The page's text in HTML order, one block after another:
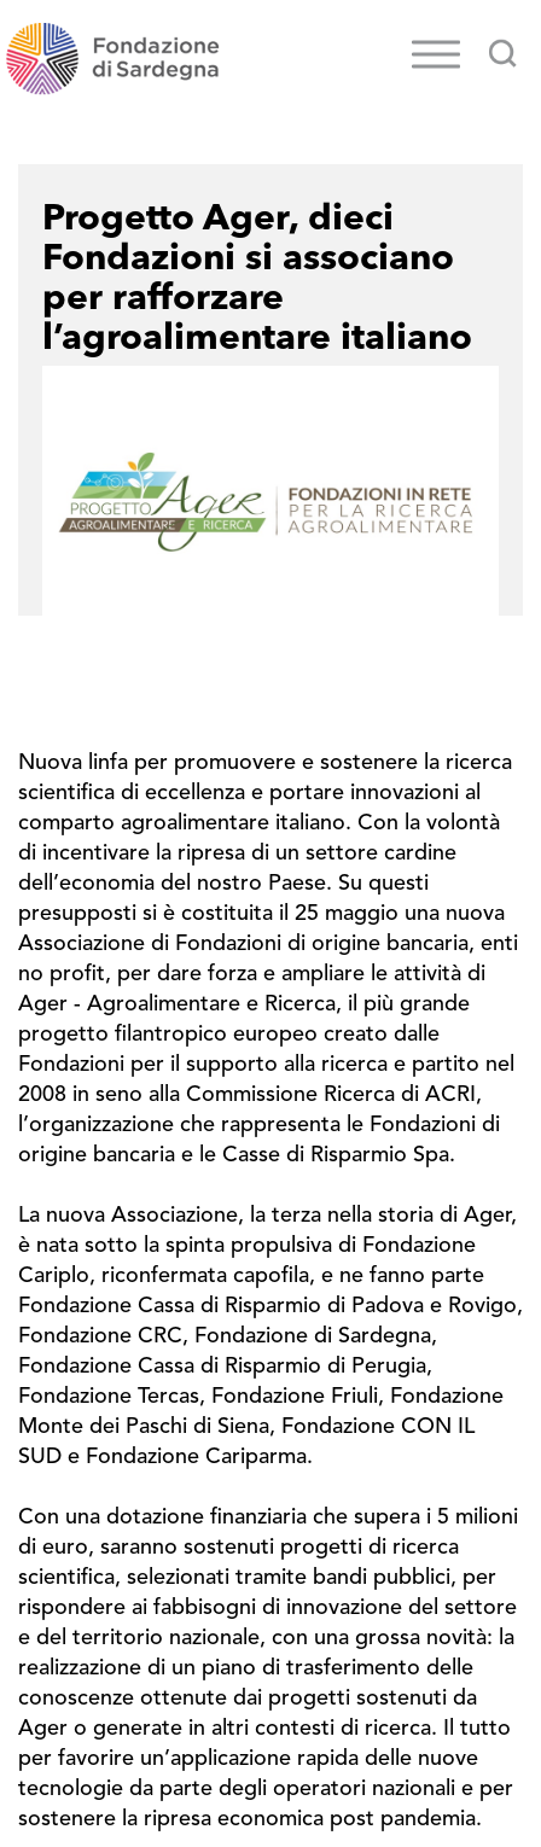
Progetto Ager, dieci
Fondazioni si associano
per rafforzare
l’agroalimentare italiano
Nuova linfa per promuovere e sostenere la ricerca
scientifica di eccellenza e portare innovazioni al
comparto agroalimentare italiano. Con la volontà
di incentivare la ripresa di un settore cardine
dell’economia del nostro Paese. Su questi
presupposti si è costituita il 25 maggio una nuova
Associazione di Fondazioni di origine bancaria, enti
no profit, per dare forza e ampliare le attività di
Ager - Agroalimentare e Ricerca, il più grande
progetto filantropico europeo creato dalle
Fondazioni per il supporto alla ricerca e partito nel
2008 in seno alla Commissione Ricerca di ACRI,
l’organizzazione che rappresenta le Fondazioni di
origine bancaria e le Casse di Risparmio Spa.
La nuova Associazione, la terza nella storia di Ager,
è nata sotto la spinta propulsiva di Fondazione
Cariplo, riconfermata capofila, e ne fanno parte
Fondazione Cassa di Risparmio di Padova e Rovigo,
Fondazione CRC, Fondazione di Sardegna,
Fondazione Cassa di Risparmio di Perugia,
Fondazione Tercas, Fondazione Friuli, Fondazione
Monte dei Paschi di Siena, Fondazione CON IL
SUD e Fondazione Cariparma.
Con una dotazione finanziaria che supera i 5 milioni
di euro, saranno sostenuti progetti di ricerca
scientifica, selezionati tramite bandi pubblici, per
rispondere ai fabbisogni di innovazione del settore
e del territorio nazionale, con una grossa novità: la
realizzazione di un piano di trasferimento delle
conoscenze ottenute dai progetti sostenuti da
Ager o generate in altri contesti di ricerca. Il tutto
per favorire un’applicazione rapida delle nuove
tecnologie da parte degli operatori nazionali e per
sostenere la ripresa economica post pandemia.